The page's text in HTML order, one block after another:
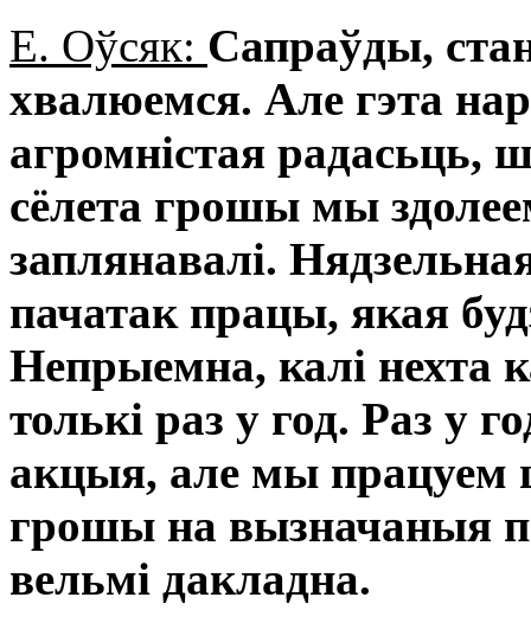
Е. Оўсяк: Сапраўды,
хвалюемся. Але гэта
агромністая радасьць,
сёлета грошы мы
заплянавалі.
пачатак працы, якая
Непрыемна, калі нехта
толькі раз у год. Раз у
акцыя, але мы працуем
грошы на вызначаныя
вельмі дакладна.